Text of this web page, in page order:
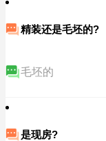
精装还是毛坯的?
毛坯的
是现房?